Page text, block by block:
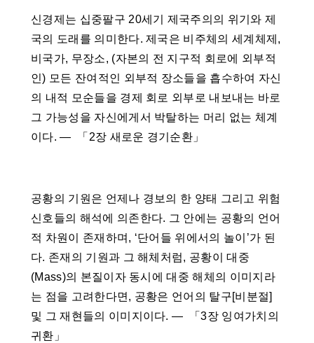
신경제는 십중팔구 20세기 제국주의의 위기와 제
국의 도래를 의미한다. 제국은 비주체의 세계체제,
비국가, 무장소, (자본의 전 지구적 회로에 외부적
인) 모든 잔여적인 외부적 장소들을 흡수하여 자신
의 내적 모순들을 경제 회로 외부로 내보내는 바로
그 가능성을 자신에게서 박탈하는 머리 없는 체계
이다. ― 「2장 새로운 경기순환」
공황의 기원은 언제나 경보의 한 양태 그리고 위험
신호들의 해석에 의존한다. 그 안에는 공황의 언어
적 차원이 존재하며, ‘단어들 위에서의 놀이’가 된
다. 존재의 기원과 그 해체처럼, 공황이 대중
(Mass)의 본질이자 동시에 대중 해체의 이미지라
는 점을 고려한다면, 공황은 언어의 탈구[비분절]
및 그 재현들의 이미지이다. ― 「3장 잉여가치의
귀환」